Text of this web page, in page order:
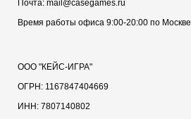
Почта: mail@casegames.ru
Время работы офиса 9:00-20:00 по Москве
ООО "КЕЙС-ИГРА"
ОГРН: 1167847404669
ИНН: 7807140802